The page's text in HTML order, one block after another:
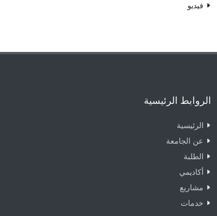
فيديو
الروابط الرئيسية
الرئيسية
عن الجامعة
الطلبة
أكاديمي
مشاريع
خدمات